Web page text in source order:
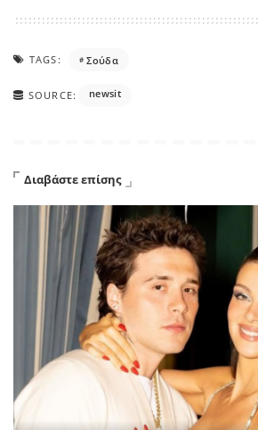
TAGS: Σούδα
SOURCE: newsit
Διαβάστε επίσης